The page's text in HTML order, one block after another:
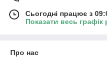
Сьогодні працює з
Показати весь графік
Про нас